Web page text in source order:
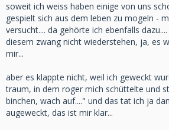
soweit ich weiss haben einige von uns
gespielt sich aus dem leben zu mogeln -
versucht.... da gehörte ich ebenfalls
diesem zwang nicht wiederstehen, ja, es
mir...
aber es klappte nicht, weil ich geweckt
traum, in dem roger mich schüttelte und
binchen, wach auf...." und das tat ich ja
augeweckt, das ist mir klar...